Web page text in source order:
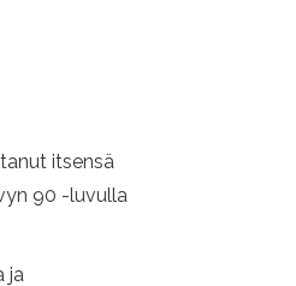
itsensä
90 -luvulla
ja